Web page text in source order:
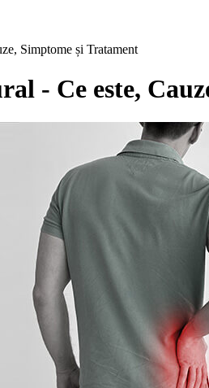
Simptome și Tratament
- Ce este,